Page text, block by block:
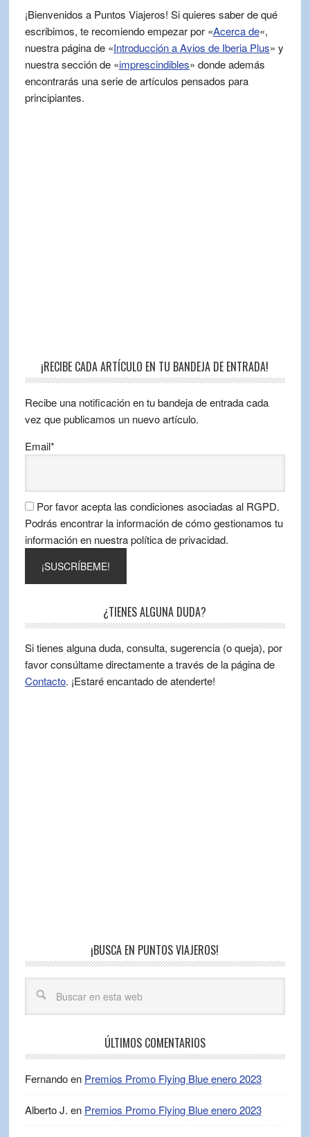
¡Bienvenidos a Puntos Viajeros! Si quieres saber de qué
escribimos, te recomiendo empezar por «Acerca de«,
nuestra página de «Introducción a Avios de Iberia Plus» y
nuestra sección de «imprescindibles» donde además
encontrarás una serie de artículos pensados para
principiantes.
¡RECIBE CADA ARTÍCULO EN TU BANDEJA DE ENTRADA!
Recibe una notificación en tu bandeja de entrada cada
vez que publicamos un nuevo artículo.
Email*
Por favor acepta las condiciones asociadas al RGPD.
Podrás encontrar la información de cómo gestionamos tu
información en nuestra política de privacidad.
¿TIENES ALGUNA DUDA?
Si tienes alguna duda, consulta, sugerencia (o queja), por
favor consúltame directamente a través de la página de
Contacto. ¡Estaré encantado de atenderte!
¡BUSCA EN PUNTOS VIAJEROS!
ÚLTIMOS COMENTARIOS
Fernandoen Premios Promo Flying Blue enero 2023
Alberto J. en Premios Promo Flying Blue enero 2023